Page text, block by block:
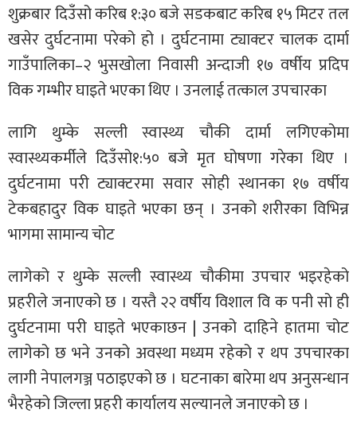
शुक्रबार दिउँसो करिब १:३० बजे सडकबाट करिब १५ मिटर तल
खसेर दुर्घटनामा परेको हो । दुर्घटनामा ट्याक्टर चालक दार्मा
गाउँपालिका–२ भुसखोला निवासी अन्दाजी १७ वर्षीय प्रदिप
विक गम्भीर घाइते भएका थिए । उनलाई तत्काल उपचारका
लागि थुम्के सल्ली स्वास्थ्य चौकी दार्मा लगिएकोमा
स्वास्थ्यकर्मीले दिउँसो१:५० बजे मृत घोषणा गरेका थिए ।
दुर्घटनामा परी ट्याक्टरमा सवार सोही स्थानका १७ वर्षीय
टेकबहादुर विक घाइते भएका छन् । उनको शरीरका विभिन्न
भागमा सामान्य चोट
लागेको र थुम्के सल्ली स्वास्थ्य चौकीमा उपचार भइरहेको
प्रहरीले जनाएको छ । यस्तै २२ वर्षीय विशाल वि क पनी सो ही
दुर्घटनामा परी घाइते भएकाछन | उनको दाहिने हातमा चोट
लागेको छ भने उनको अवस्था मध्यम रहेको र थप उपचारका
लागी नेपालगञ्ज पठाइएको छ । घटनाका बारेमा थप अनुसन्धान
भैरहेको जिल्ला प्रहरी कार्यालय सल्यानले जनाएको छ ।